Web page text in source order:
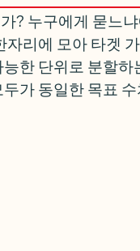
? 누구에게 묻느
자리에 모아 타겟
한 단위로 분할
가 동일한 목표